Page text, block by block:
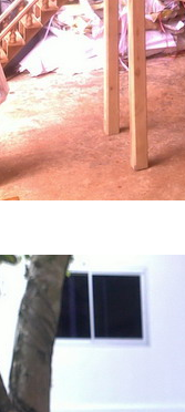
NEW NEW